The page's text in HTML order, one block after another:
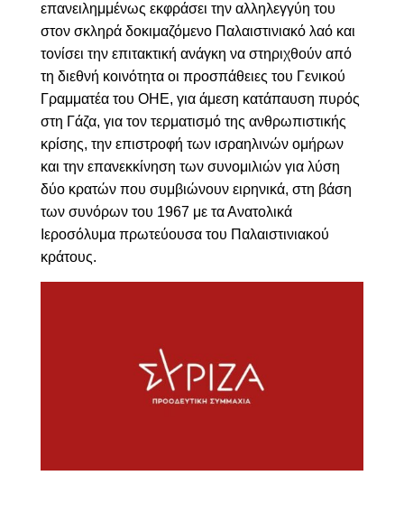
επανειλημμένως εκφράσει την αλληλεγγύη του
στον σκληρά δοκιμαζόμενο Παλαιστινιακό λαό και
τονίσει την επιτακτική ανάγκη να στηριχθούν από
τη διεθνή κοινότητα οι προσπάθειες του Γενικού
Γραμματέα του ΟΗΕ, για άμεση κατάπαυση πυρός
στη Γάζα, για τον τερματισμό της ανθρωπιστικής
κρίσης, την επιστροφή των ισραηλινών ομήρων
και την επανεκκίνηση των συνομιλιών για λύση
δύο κρατών που συμβιώνουν ειρηνικά, στη βάση
των συνόρων του 1967 με τα Ανατολικά
Ιεροσόλυμα πρωτεύουσα του Παλαιστινιακού
κράτους.